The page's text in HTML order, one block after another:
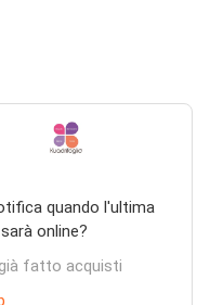
quando l'ultima
online?
fatto acquisti